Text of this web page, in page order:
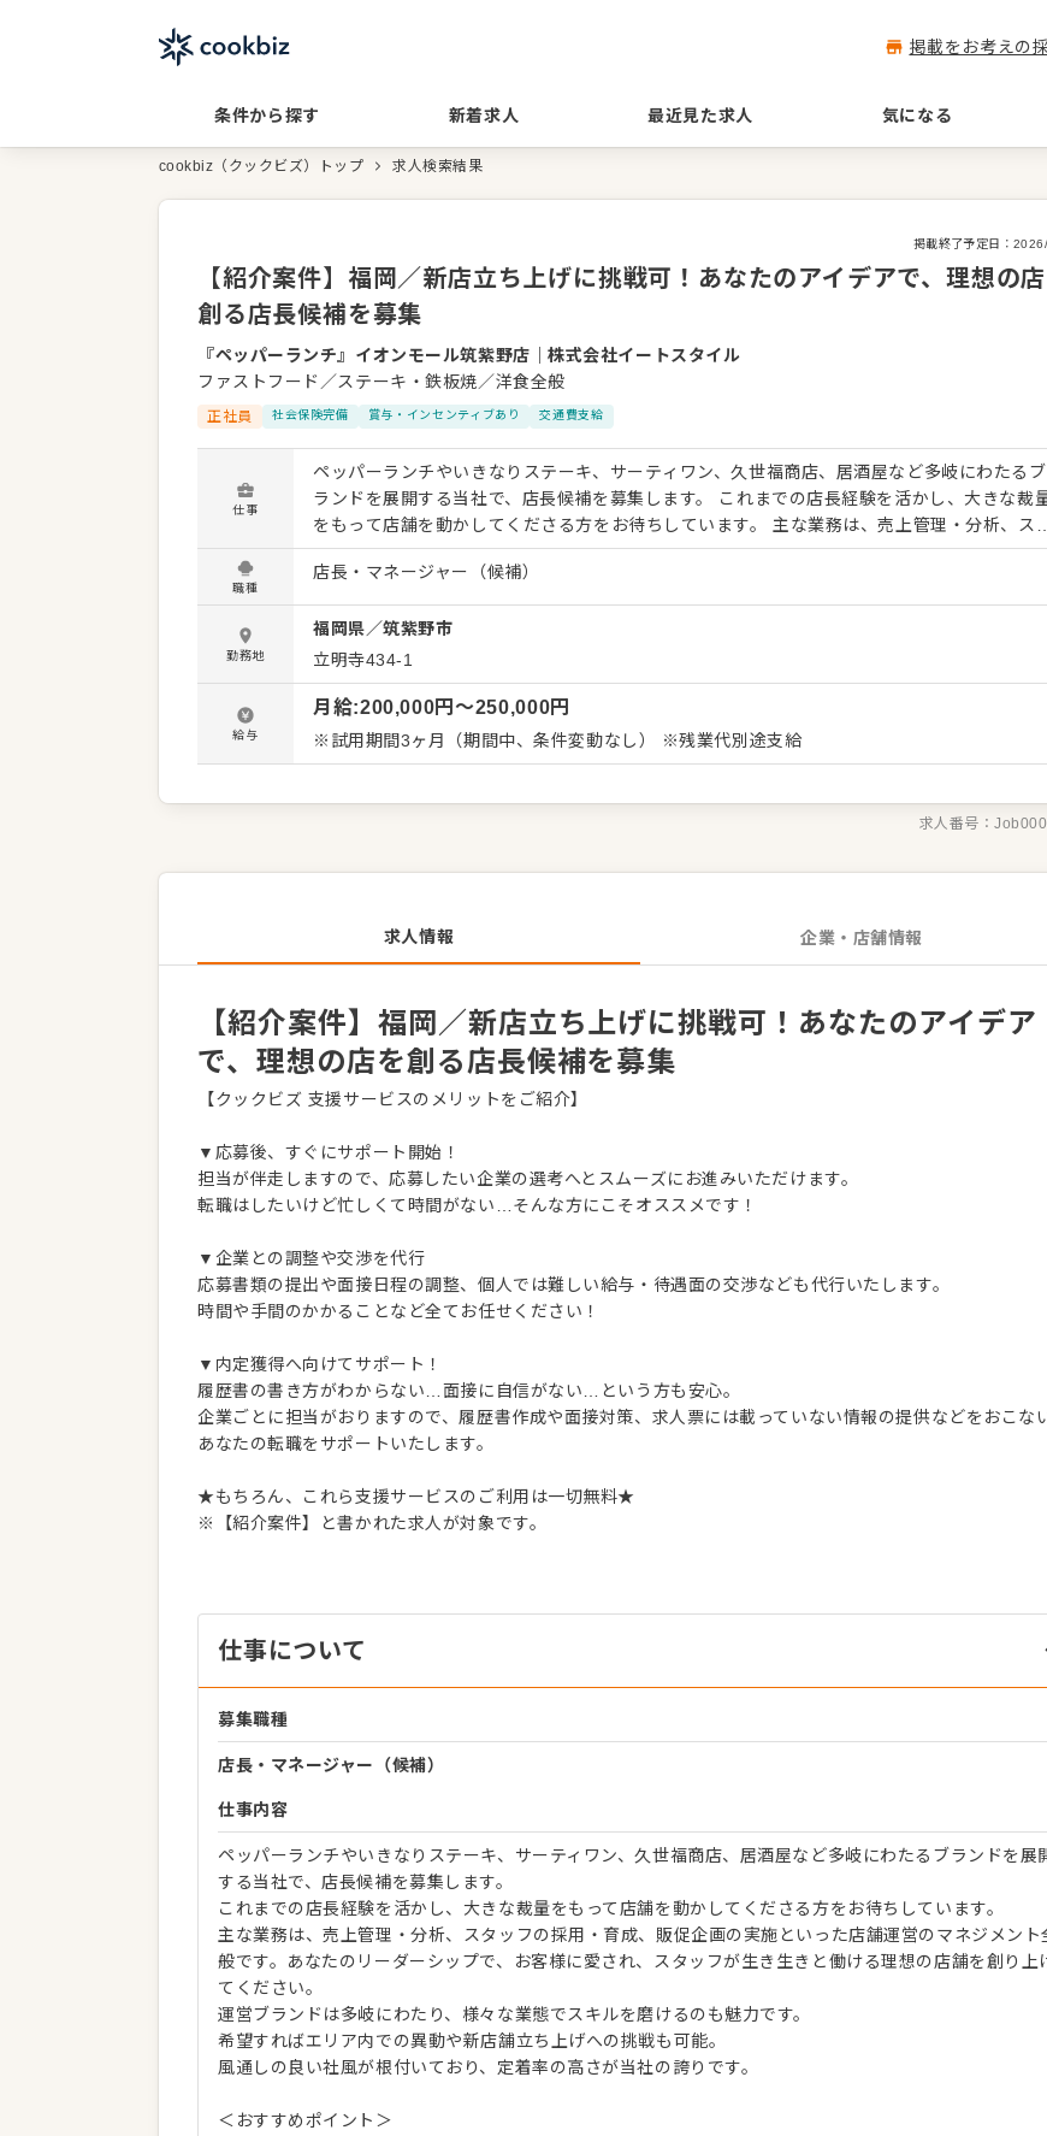
掲載をお考えの
条件から探す 新着求人 最近見た求人 気になる
cookbiz（クックビズ）トップ 求人検索結果
掲載終了予定日：
【紹介案件】福岡／新店立ち上げに挑戦可！あなたのアイデアで、理想の
創る店長候補を募集
『ペッパーランチ』イオンモール筑紫野店 ｜株式会社イートスタイル
ファストフード／ステーキ・鉄板焼／洋食全般
正社員 社会保険完備 賞与・インセンティブあり 交通費支給
仕事
ペッパーランチやいきなりステーキ、サーティワン、久世福商店、居酒屋など多岐にわたるブ
ランドを展開する当社で、店長候補を募集します。 これまでの店長経験を活かし、大きな裁
をもって店舗を動かしてくださる方をお待ちしています。 主な業務は、売上管理・分析、スタ
ッフの採用・育成、販促企画の実施といった店舗運営のマネジメント全般です。あなたのリー
ダーシップで、お客様に愛され、スタッフが生き生きと働ける理想の店舗を創り上げてくださ
い。 運営ブランドは多岐にわたり、様々な業態でスキルを磨けるのも魅力です。 希望すれば
リア内での異動や新店舗立ち上げへの挑戦も可能。 風通しの良い社風が根付いており、定着率
の高さが当社の誇りです。 ＜おすすめポイント＞ 転居を伴う異動なしで腰を据えて働けます。
社員割引や借上げ社宅制度など福利厚生が充実。 高い社員定着率が「働きやすさ」を証明。
望により新店舗立ち上げに挑戦可能です。
職種
店長・マネージャー（候補）
勤務地
福岡県／筑紫野市
立明寺434-1
給与
月給:200,000円〜250,000円
※試用期間3ヶ月（期間中、条件変動なし） ※残業代別途支給
求人番号：
求人情報 企業・店舗情報
【紹介案件】福岡／新店立ち上げに挑戦可！あなたのアイデア
で、理想の店を創る店長候補を募集
【クックビズ 支援サービスのメリットをご紹介】
▼応募後、すぐにサポート開始！
担当が伴走しますので、応募したい企業の選考へとスムーズにお進みいただけます。
転職はしたいけど忙しくて時間がない…そんな方にこそオススメです！
▼企業との調整や交渉を代行
応募書類の提出や面接日程の調整、個人では難しい給与・待遇面の交渉なども代行いたします。
時間や手間のかかることなど全てお任せください！
▼内定獲得へ向けてサポート！
履歴書の書き方がわからない…面接に自信がない…という方も安心。
企業ごとに担当がおりますので、履歴書作成や面接対策、求人票には載っていない情報の提供などをおこな
あなたの転職をサポートいたします。
★もちろん、これら支援サービスのご利用は一切無料★
※【紹介案件】と書かれた求人が対象です。
仕事について
募集職種
店長・マネージャー（候補）
仕事内容
ペッパーランチやいきなりステーキ、サーティワン、久世福商店、居酒屋など多岐にわたるブランドを展
する当社で、店長候補を募集します。
これまでの店長経験を活かし、大きな裁量をもって店舗を動かしてくださる方をお待ちしています。
主な業務は、売上管理・分析、スタッフの採用・育成、販促企画の実施といった店舗運営のマネジメント
般です。あなたのリーダーシップで、お客様に愛され、スタッフが生き生きと働ける理想の店舗を創り上
てください。
運営ブランドは多岐にわたり、様々な業態でスキルを磨けるのも魅力です。
希望すればエリア内での異動や新店舗立ち上げへの挑戦も可能。
風通しの良い社風が根付いており、定着率の高さが当社の誇りです。
＜おすすめポイント＞